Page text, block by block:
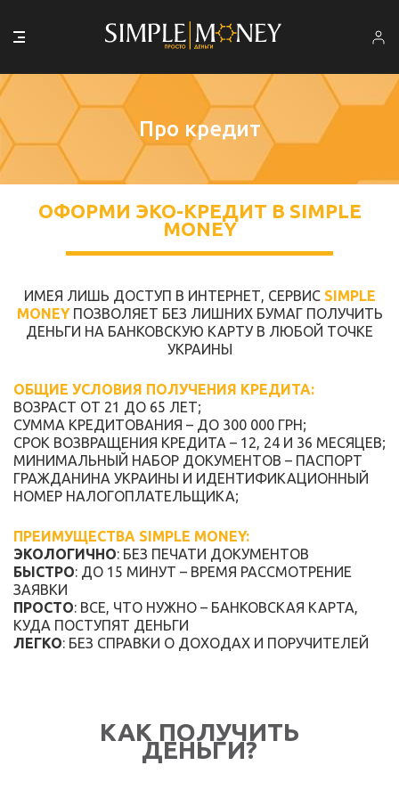
Про кредит
ОФОРМИ ЭКО-КРЕДИТ В SIMPLE
MONEY
ИМЕЯ ЛИШЬ ДОСТУП В ИНТЕРНЕТ, СЕРВИС SIMPLE
MONEYПОЗВОЛЯЕТ БЕЗ ЛИШНИХ БУМАГ ПОЛУЧИТЬ
ДЕНЬГИ НА БАНКОВСКУЮ КАРТУ В ЛЮБОЙ ТОЧКЕ
УКРАИНЫ
ОБЩИЕ УСЛОВИЯ ПОЛУЧЕНИЯ КРЕДИТА:
ВОЗРАСТ ОТ 21 ДО 65 ЛЕТ;
СУММА КРЕДИТОВАНИЯ – ДО 300 000 ГРН;
СРОК ВОЗВРАЩЕНИЯ КРЕДИТА – 12, 24 И 36 МЕСЯЦЕВ;
МИНИМАЛЬНЫЙ НАБОР ДОКУМЕНТОВ – ПАСПОРТ
ГРАЖДАНИНА УКРАИНЫ И ИДЕНТИФИКАЦИОННЫЙ
НОМЕР НАЛОГОПЛАТЕЛЬЩИКА;
ПРЕИМУЩЕСТВА SIMPLE MONEY:
ЭКОЛОГИЧНО: БЕЗ ПЕЧАТИ ДОКУМЕНТОВ
БЫСТРО: ДО 15 МИНУТ – ВРЕМЯ РАССМОТРЕНИЕ
ЗАЯВКИ
ПРОСТО: ВСЕ, ЧТО НУЖНО – БАНКОВСКАЯ КАРТА,
КУДА ПОСТУПЯТ ДЕНЬГИ
ЛЕГКО: БЕЗ СПРАВКИ О ДОХОДАХ И ПОРУЧИТЕЛЕЙ
КАК ПОЛУЧИТЬ
ДЕНЬГИ?